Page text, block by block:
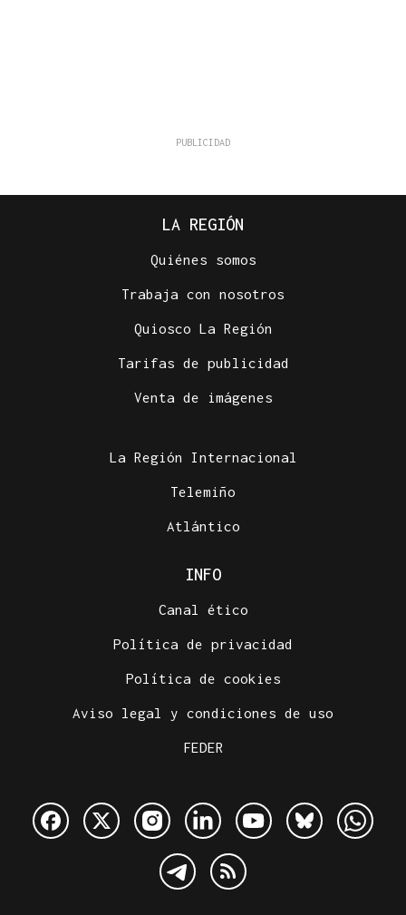
LA REGIÓN
Quiénes somos
Trabaja con nosotros
Quiosco La Región
Tarifas de publicidad
Venta de imágenes
La Región Internacional
Telemiño
Atlántico
INFO
Canal ético
Política de privacidad
Política de cookies
Aviso legal y condiciones de uso
FEDER